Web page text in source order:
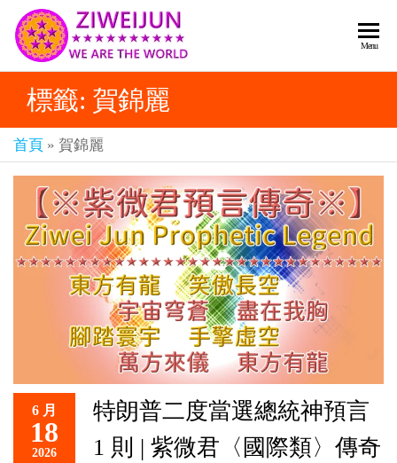
紫薇
《推
背
圖》
預
言-
紫薇
君寰
宇傳
奇官
網
樂
人
人
都
是
彌
賽
亞-
個
個
都
救
世
主
Menu
標籤: 賀錦麗
首頁 » 賀錦麗
6 月
18
2026
特朗普二度當選總統神預言
1 則 | 紫微君〈國際類〉傳奇